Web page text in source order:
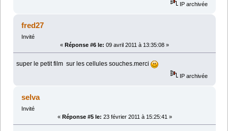
IP archivée
fred27
Invité
« Réponse #6 le: 09 avril 2011 à 13:35:08 »
super le petit film sur les cellules souches.merci
IP archivée
selva
Invité
« Réponse #5 le: 23 février 2011 à 15:25:41 »